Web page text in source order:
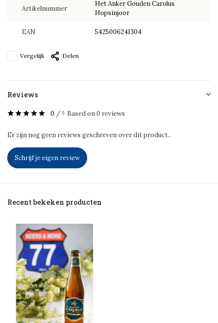
Artikelnummer
Het Anker Gouden Carolus
Hopsinjoor
EAN 5425006241304
Vergelijk Delen
Reviews
0 / 5 Based on 0 reviews
Er zijn nog geen reviews geschreven over dit product..
Schrijf je eigen review
Recent bekeken producten